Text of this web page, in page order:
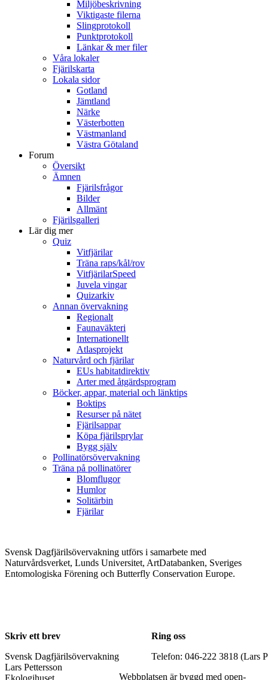
Miljöbeskrivning
Viktigaste filerna
Slingprotokoll
Punktprotokoll
Länkar & mer filer
Våra lokaler
Fjärilskarta
Lokala sidor
Gotland
Jämtland
Närke
Västerbotten
Västmanland
Västra Götaland
Forum
Översikt
Ämnen
Fjärilsfrågor
Bilder
Allmänt
Fjärilsgalleri
Lär dig mer
Quiz
Vitfjärilar
Träna raps/kål/rov
VitfjärilarSpeed
Juvela vingar
Quizarkiv
Annan övervakning
Regionalt
Faunaväkteri
Internationellt
Atlasprojekt
Naturvård och fjärilar
EUs habitatdirektiv
Arter med åtgärdsprogram
Böcker, appar, material och länktips
Boktips
Resurser på nätet
Fjärilsappar
Köpa fjärilsprylar
Bygg själv
Pollinatörsövervakning
Träna på pollinatörer
Blomflugor
Humlor
Solitärbin
Fjärilar
Svensk Dagfjärilsövervakning utförs i samarbete med
Naturvårdsverket, Lunds Universitet, ArtDatabanken, Sveriges
Entomologiska Förening och Butterfly Conservation Europe.
Skriv ett brev
Svensk Dagfjärilsövervakning
Lars Pettersson
Ekologihuset
Ring oss
Telefon: 046-222 3818 (Lars
Webbplatsen är byggd med open-